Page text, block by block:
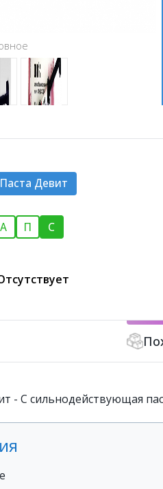
Паста Девит
А П С
- С сильнодействующая